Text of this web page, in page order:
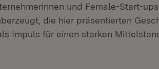
und Female-Start-
die hier präsentierten
Impuls für einen starken